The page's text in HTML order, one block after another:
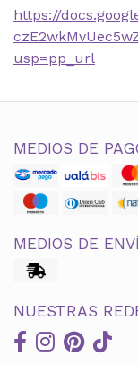
https://
usp=pp_url
MEDIOS DE
MEDIOS DE
NUESTRAS